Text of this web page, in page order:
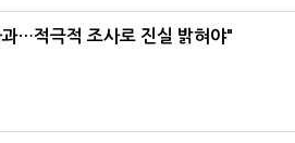
…적극적 조사로 진실 밝혀야"